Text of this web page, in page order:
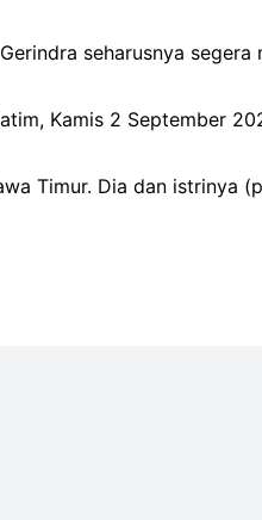
seharusnya
Kamis 2 September
Timur. Dia dan istrinya